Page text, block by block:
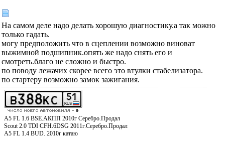
На самом деле надо делать хорошую диагностику.а так можно
только гадать.
могу предположить что в сцеплении возможно виноват
выжимной подшипник.опять же надо снять его и
смотреть.благо не сложно и быстро.
по поводу лежачих скорее всего это втулки стабелизатора.
по стартеру возможно замок зажигания.
А5 FL 1.6 BSE.АКПП 2010г Серебро.Продал
Scout 2.0 TDI CFH.6DSG 2011г.Серебро.Продал
А5 FL 1.4 BUD. 2010г катаю